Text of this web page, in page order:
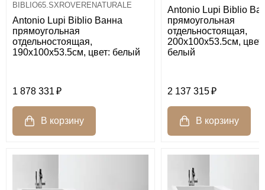
BIBLIO65.SXROVERENATURALE
Antonio Lupi Biblio Ванна
прямоугольная
отдельностоящая,
190х100х53.5см, цвет: белый
1 878 331
Antonio Lupi Biblio
прямоугольная
отдельностоящая,
200х100х53.5см, цвет:
белый
2 137 315